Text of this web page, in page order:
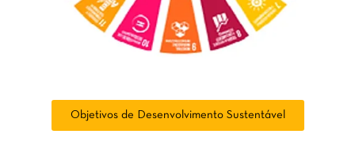
Objetivos de Desenvolvimento Sustentável